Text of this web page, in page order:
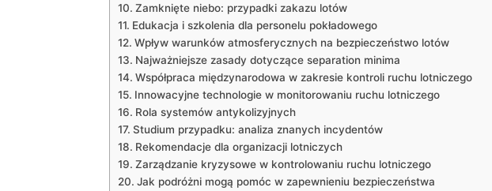
Zamknięte‍ niebo: przypadki zakazu ​lotów
Edukacja i szkolenia dla personelu pokładowego
Wpływ warunków atmosferycznych na bezpieczeństwo lotów
Najważniejsze zasady dotyczące separation‍ minima
Współpraca międzynarodowa w zakresie kontroli ‍ruchu lotniczego
Innowacyjne technologie⁣ w monitorowaniu ruchu lotniczego
Rola systemów antykolizyjnych
Studium przypadku: ‍analiza znanych ‌incydentów
Rekomendacje dla organizacji lotniczych
Zarządzanie kryzysowe w kontrolowaniu ruchu‌ lotniczego
Jak podróżni mogą ‍pomóc w zapewnieniu bezpieczeństwa